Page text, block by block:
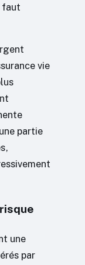
faut
vie
partie
une
par